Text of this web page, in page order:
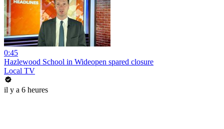
0:45
Hazlewood School in Wideopen spared closure
Local TV
il y a 6 heures